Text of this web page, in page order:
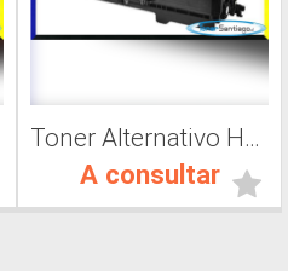
Toner Alternativo Hp 201A, Impresora Láser
A consultar